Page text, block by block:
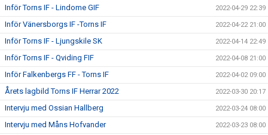
Inför Torns IF - Lindome GIF 2022-04-29 22:39
Inför Vänersborgs IF -Torns IF 2022-04-22 21:00
Inför Torns IF - Ljungskile SK 2022-04-14 22:49
Inför Torns IF - Qviding FIF 2022-04-08 21:00
Inför Falkenbergs FF - Torns IF 2022-04-02 09:00
Årets lagbild Torns IF Herrar 2022 2022-03-30 20:17
Intervju med Ossian Hallberg 2022-03-24 08:00
Intervju med Måns Hofvander 2022-03-23 08:00